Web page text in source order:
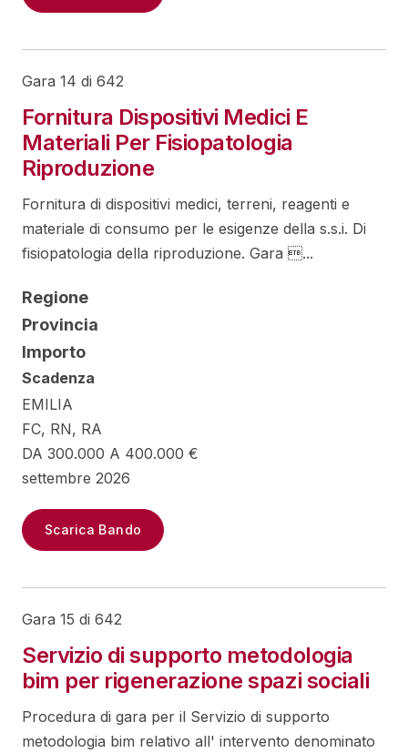
Gara 14 di 642
Fornitura Dispositivi Medici E
Materiali Per Fisiopatologia
Riproduzione
Fornitura di dispositivi medici, terreni, reagenti e
materiale di consumo per le esigenze della s.s.i. Di
fisiopatologia della riproduzione. Gara ...
Regione
Provincia
Importo
Scadenza
EMILIA
FC, RN, RA
DA 300.000 A 400.000 €
settembre 2026
Scarica Bando
Gara 15 di 642
Servizio di supporto metodologia
bim per rigenerazione spazi sociali
Procedura di gara per il Servizio di supporto
metodologia bim relativo all' intervento denominato